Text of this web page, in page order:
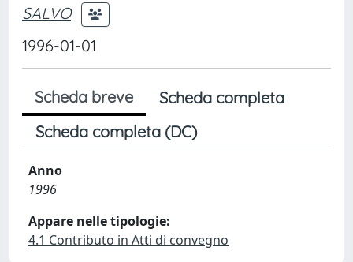
SALVO
1996-01-01
Scheda breve
Scheda completa
Scheda completa (DC)
Anno
1996
Appare nelle tipologie:
4.1 Contributo in Atti di convegno